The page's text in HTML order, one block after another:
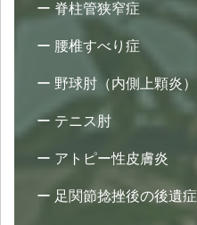
脊柱管狭窄症
腰椎すべり症
野球肘（内側上顆炎）
テニス肘
アトピー性皮膚炎
足関節捻挫後の後遺症